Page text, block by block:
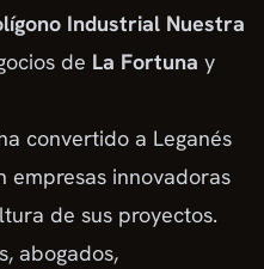
Industrial Nuestra
de La Fortuna y
convertido a Leganés
empresas innovadoras
de sus proyectos.
abogados,